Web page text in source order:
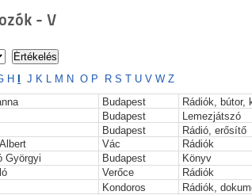
- V
H J K L M NO P R S T U V W Z
Budapest
Rádiók, bútor,
Budapest
Lemezjátszó
Budapest
Rádió, erősítő
Vác
Rádiók
Györgyi
Budapest
Könyv
Verőce
Rádiók
Kondoros
Rádiók,